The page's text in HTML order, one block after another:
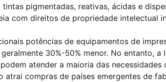
pigmentadas, reativas, ácidas e
com direitos de propriedade intelectual
potências de equipamentos de
30%-50% menor. No entanto, a
atender a maioria das
atrai compras de países emergentes de